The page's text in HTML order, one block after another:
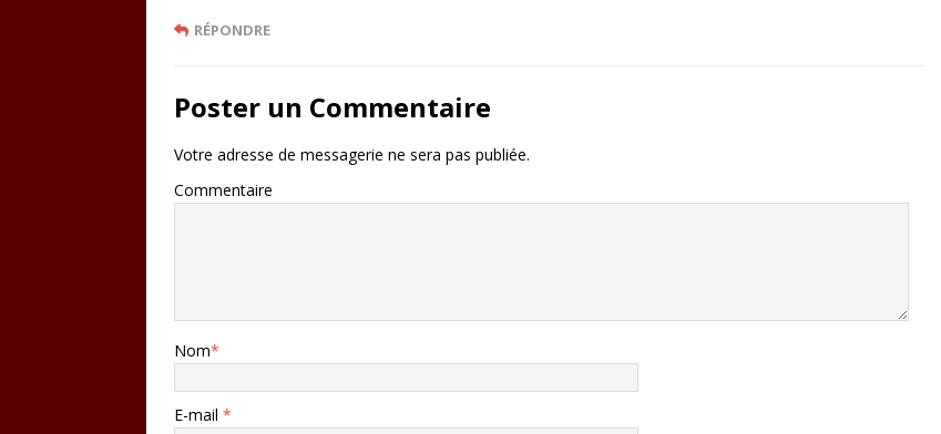
RÉPONDRE
Poster un Commentaire
Votre adresse de messagerie ne sera pas publiée.
Commentaire
Nom*
E-mail *